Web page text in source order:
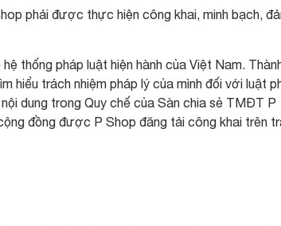
phải được thực hiện công khai, minh bạch,
thống pháp luật hiện hành của Việt Nam.
hiểu trách nhiệm pháp lý của mình đối với luật
dung trong Quy chế của Sàn chia sẻ TMĐT P
đồng được P Shop đăng tải công khai trên